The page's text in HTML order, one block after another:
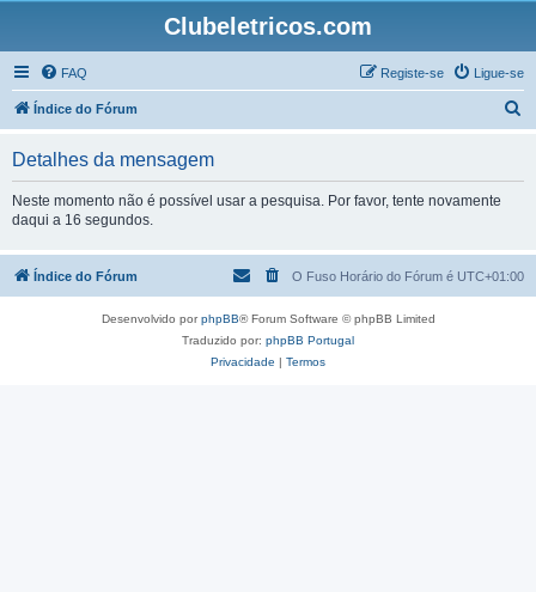
Clubeletricos.com
FAQ Ligue-se
Registe-se
Índice do Fórum
s
Detalhes da mensagem
Neste momento não é possível usar a pesquisa. Por favor, tente novamente
daqui a 16 segundos.
Índice do Fórum O Fuso Horário do Fórum é UTC+01:00
Desenvolvido porphpBB® Forum Software © phpBB Limited
Traduzido por: phpBB Portugal
Privacidade | Termos